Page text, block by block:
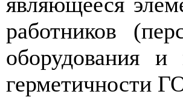
работников
оборудования
герметичности